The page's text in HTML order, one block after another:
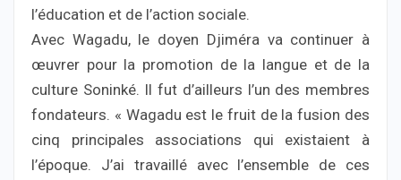
l’éducation et de l’action sociale.
Avec Wagadu, le doyen Djiméra va continuer à
œuvrer pour la promotion de la langue et de la
culture Soninké. Il fut d’ailleurs l’un des membres
fondateurs. « Wagadu est le fruit de la fusion des
cinq principales associations qui existaient à
l’époque. J’ai travaillé avec l’ensemble de ces